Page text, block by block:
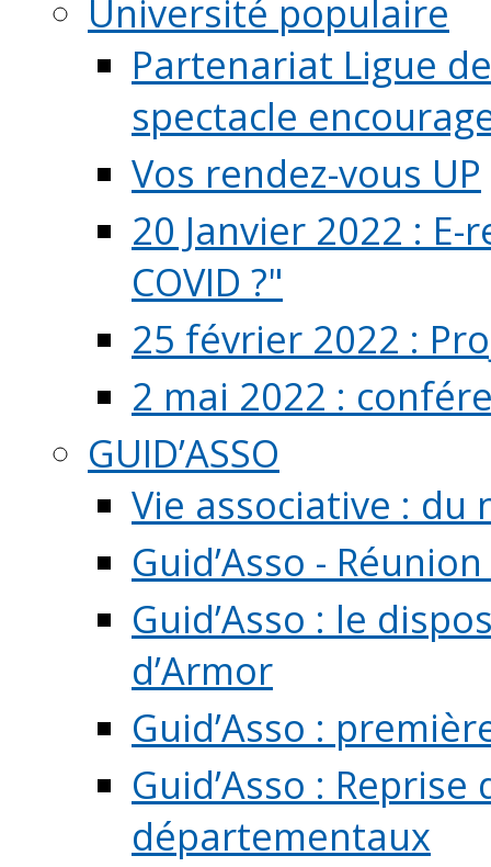
Université populaire
Partenariat Ligue
spectacle
Vos rendez-vous UP
20 Janvier 2022 :
COVID ?"
25 février 2022 :
2 mai 2022 :
GUID’ASSO
Vie associative : du
Guid’Asso -
Guid’Asso : le
d’Armor
Guid’Asso :
Guid’Asso :
départementaux